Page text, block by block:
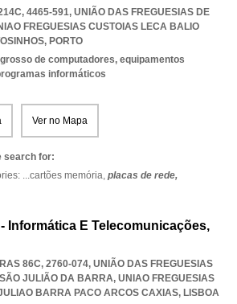
4465-591, UNIÃO DAS FREGUESIAS DE
FREGUESIAS CUSTOIAS LECA BALIO
, PORTO
de computadores, equipamentos
informáticos
Ver no Mapa
search for:
...cartões memória, placas de rede,
Informática E Telecomunicações,
86C, 2760-074, UNIÃO DAS FREGUESIAS
JULIÃO DA BARRA, UNIAO FREGUESIAS
BARRA PACO ARCOS CAXIAS, LISBOA